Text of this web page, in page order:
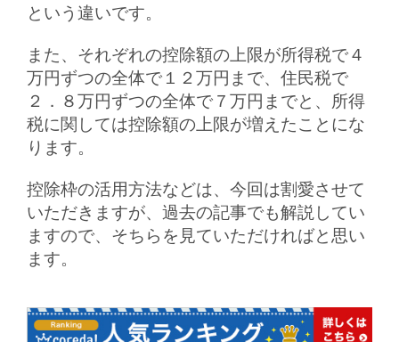
という違いです。
また、それぞれの控除額の上限が所得税で４
万円ずつの全体で１２万円まで、住民税で
２．８万円ずつの全体で７万円までと、所得
税に関しては控除額の上限が増えたことにな
ります。
控除枠の活用方法などは、今回は割愛させて
いただきますが、過去の記事でも解説してい
ますので、そちらを見ていただければと思い
ます。